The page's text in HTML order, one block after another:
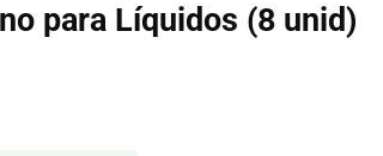
para Líquidos (8 unid)